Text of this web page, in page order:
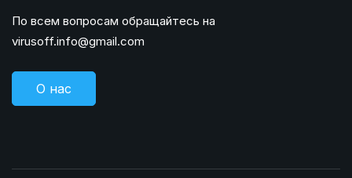
По всем вопросам обращайтесь на
virusoff.info@gmail.com
О нас